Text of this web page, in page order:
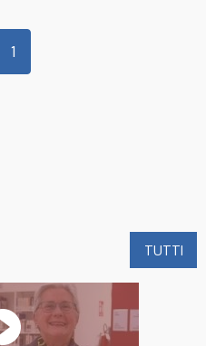
1
TUTTI